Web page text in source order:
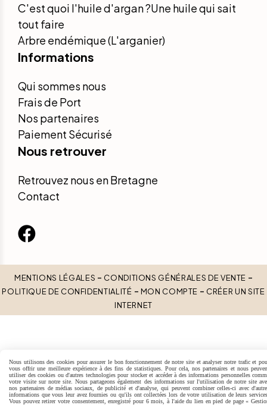
C'est quoi l'huile d'argan ?Une huile qui sait
tout faire
Arbre endémique (L'arganier)
Informations
Qui sommes nous
Frais de Port
Nos partenaires
Paiement Sécurisé
Nous retrouver
Retrouvez nous en Bretagne
Contact

MENTIONS LÉGALES
CONDITIONS GÉNÉRALES DE VENTE
POLITIQUE DE CONFIDENTIALITÉ
MON COMPTE
CRÉER UN SITE
INTERNET
Nous utilisons des cookies pour assurer le bon fonctionnement de notre site et analyser notre trafic et
vous offrir une meilleure expérience à des fins de statistiques. Pour cela, nos partenaires et nous
utiliser des cookies ou d'autres technologies pour stocker et accéder à des informations personnelles
votre visite sur notre site. Nous partageons également des informations sur l'utilisation de notre site
nos partenaires de médias sociaux, de publicité et d'analyse, qui peuvent combiner celles-ci avec
informations que vous leur avez fournies ou qu'ils ont collectées lors de votre utilisation de leurs
Vous pouvez retirer votre consentement, enregistré pour 6 mois, à l'aide du lien en pied de page «